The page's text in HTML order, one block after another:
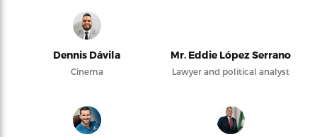
Dennis Dávila
Cinema
Mr. Eddie López Serrano
Lawyer and political analyst